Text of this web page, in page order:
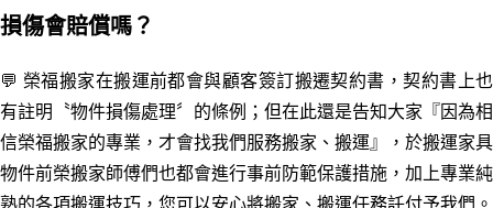
損傷會賠償嗎？
💬 榮福搬家在搬運前都會與顧客簽訂搬遷契約書，契約書上也
有註明〝物件損傷處理〞的條例；但在此還是告知大家『因為相
信榮福搬家的專業 ， 才會找我們服務搬家、搬運』，於搬運家具
物件前榮搬家師傅們也都會進行事前防範保護措施，加上專業純